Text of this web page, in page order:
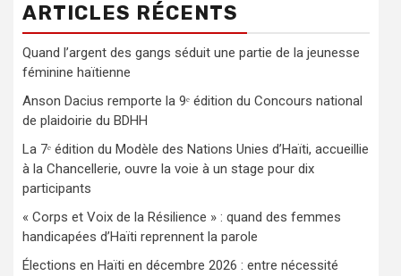
ARTICLES RÉCENTS
Quand l’argent des gangs séduit une partie de la jeunesse
féminine haïtienne
Anson Dacius remporte la 9ᵉ édition du Concours national
de plaidoirie du BDHH
La 7ᵉ édition du Modèle des Nations Unies d’Haïti, accueillie
à la Chancellerie, ouvre la voie à un stage pour dix
participants
« Corps et Voix de la Résilience » : quand des femmes
handicapées d’Haïti reprennent la parole
Élections en Haïti en décembre 2026 : entre nécessité